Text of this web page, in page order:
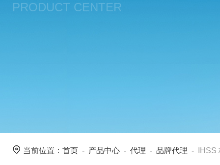
PRODUCT CENTER
当前位置： 首页 - 产品中心 - 代理 - 品牌代理 -